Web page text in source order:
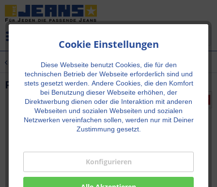
Cookie Einstellungen
Diese Webseite benutzt Cookies, die für den
technischen Betrieb der Webseite erforderlich sind und
stets gesetzt werden. Andere Cookies, die den Komfort
bei Benutzung dieser Webseite erhöhen, der
Direktwerbung dienen oder die Interaktion mit anderen
Webseiten und sozialen Webseiten und sozialen
Netzwerken vereinfachen sollen, werden nur mit Deiner
Zustimmung gesetzt.
Konfigurieren
Übersicht Neu!
PAT Weiss Slim Fit